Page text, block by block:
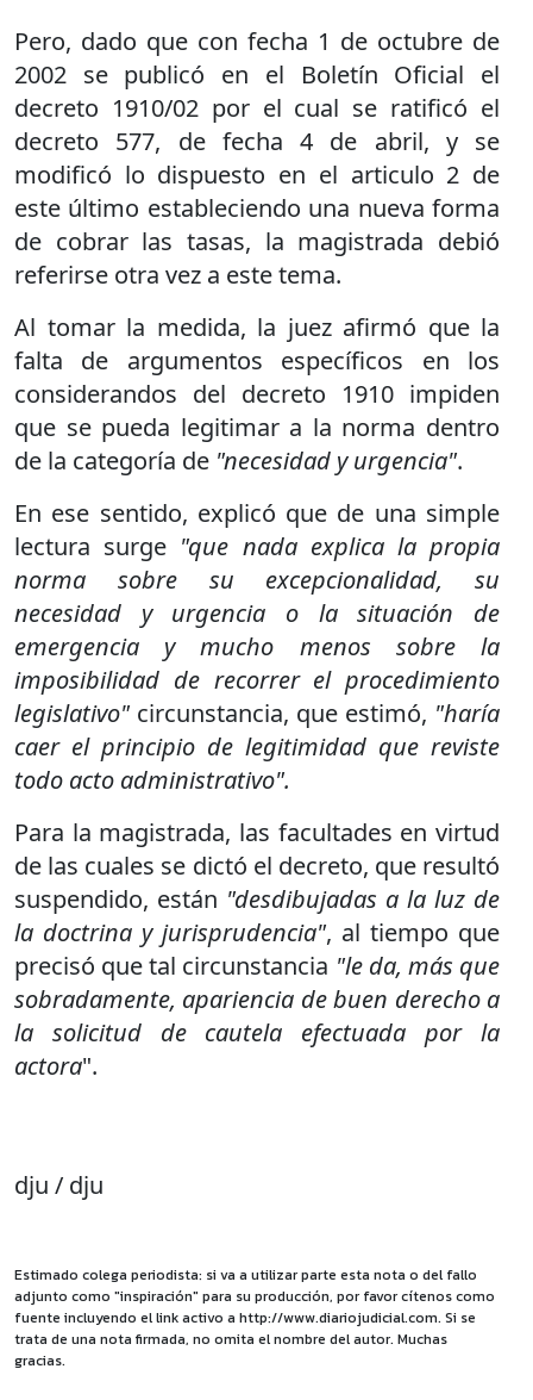
Pero, dado que con fecha 1 de octubre de
2002 se publicó en el Boletín Oficial el
decreto 1910/02 por el cual se ratificó el
decreto 577, de fecha 4 de abril, y se
modificó lo dispuesto en el articulo 2 de
este último estableciendo una nueva forma
de cobrar las tasas, la magistrada debió
referirse otra vez a este tema.
Al tomar la medida, la juez afirmó que la
falta de argumentos específicos en los
considerandos del decreto 1910 impiden
que se pueda legitimar a la norma dentro
de la categoría de "necesidad y urgencia".
En ese sentido, explicó que de una simple
lectura surge "que nada explica la propia
norma sobre su excepcionalidad, su
necesidad y urgencia o la situación de
emergencia y mucho menos sobre la
imposibilidad de recorrer el procedimiento
legislativo" circunstancia, que estimó, "haría
caer el principio de legitimidad que reviste
todo acto administrativo".
Para la magistrada, las facultades en virtud
de las cuales se dictó el decreto, que resultó
suspendido, están "desdibujadas a la luz de
la doctrina y jurisprudencia", al tiempo que
precisó que tal circunstancia "le da, más que
sobradamente, apariencia de buen derecho a
la solicitud de cautela efectuada por la
actora".
dju / dju
Estimado colega periodista: si va a utilizar parte esta nota o del fallo
adjunto como "inspiración" para su producción, por favor cítenos como
fuente incluyendo el link activo a http://www.diariojudicial.com. Si se
trata de una nota firmada, no omita el nombre del autor. Muchas
gracias.